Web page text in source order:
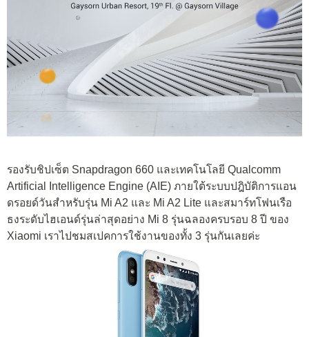
รองรับชิปเซ็ต Snapdragon 660 และเทคโนโลยี Qualcomm
Artificial Intelligence Engine (AIE) ภายใต้ระบบปฎิบัติการแอน
ดรอยด์วันสำหรับรุ่น Mi A2 และ Mi A2 Lite และสมาร์ทโฟนเรือ
ธงระดับไฮเอนด์รุ่นล่าสุดอย่าง Mi 8 รุ่นฉลองครบรอบ 8 ปี ของ
Xiaomi เราไปชมสเปคการใช้งานของทั้ง 3 รุ่นกันเลยค่ะ